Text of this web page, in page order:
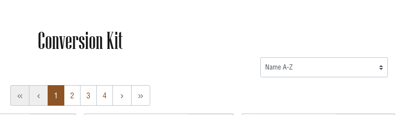
Conversion Kit
1 2 3 4